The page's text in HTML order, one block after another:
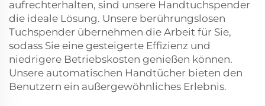
aufrechterhalten, sind unsere Handtuchspender
die ideale Lösung. Unsere berührungslosen
Tuchspender übernehmen die Arbeit für Sie,
sodass Sie eine gesteigerte Effizienz und
niedrigere Betriebskosten genießen können.
Unsere automatischen Handtücher bieten den
Benutzern ein außergewöhnliches Erlebnis.